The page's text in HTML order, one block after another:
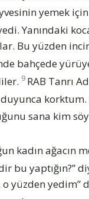
yemek
Yanındaki
Bu yüzden
bahçede
9 RAB Tanrı
sana kim
kadın ağacın
bu yaptığın?”
o yüzden yedim”